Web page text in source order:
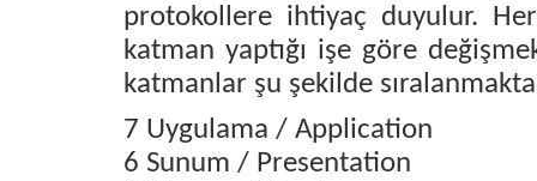
protokollere ihtiyaç duyulur. Her
katman yaptığı işe göre
katmanlar şu şekilde
7 Uygulama / Application
6 Sunum / Presentation